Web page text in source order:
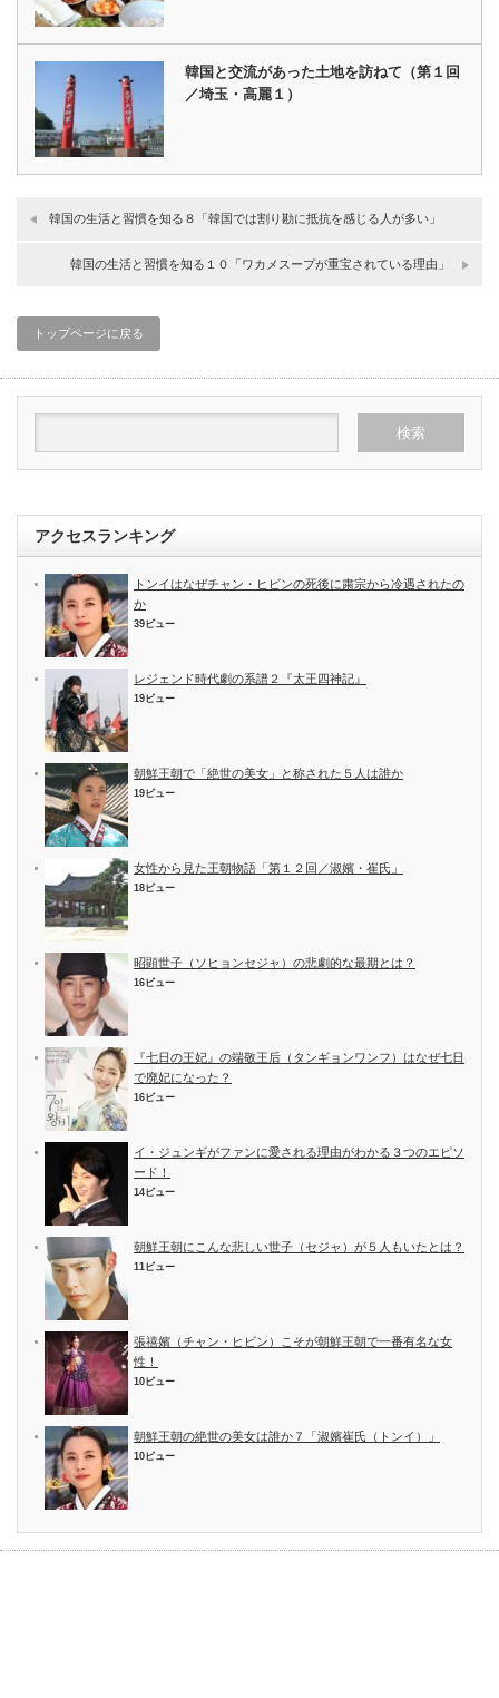
韓国と交流があった土地を訪ねて（第１回
／埼玉・高麗１）
韓国の生活と習慣を知る８「韓国では割り勘に抵抗を感じる人が多い」
韓国の生活と習慣を知る１０「ワカメスープが重宝されている理由」
トップページに戻る
アクセスランキング
トンイはなぜチャン・ヒビンの死後に粛宗から冷遇されたの
か
39ビュー
レジェンド時代劇の系譜２『太王四神記』
19ビュー
朝鮮王朝で「絶世の美女」と称された５人は誰か
19ビュー
女性から見た王朝物語「第１２回／淑嬪・崔氏」
18ビュー
昭顕世子（ソヒョンセジャ）の悲劇的な最期とは？
16ビュー
『七日の王妃』の端敬王后（タンギョンワンフ）はなぜ七日
で廃妃になった？
16ビュー
イ・ジュンギがファンに愛される理由がわかる３つのエピソ
ード！
14ビュー
朝鮮王朝にこんな悲しい世子（セジャ）が５人もいたとは？
11ビュー
張禧嬪（チャン・ヒビン）こそが朝鮮王朝で一番有名な女
性！
10ビュー
朝鮮王朝の絶世の美女は誰か７「淑嬪崔氏（トンイ）」
10ビュー